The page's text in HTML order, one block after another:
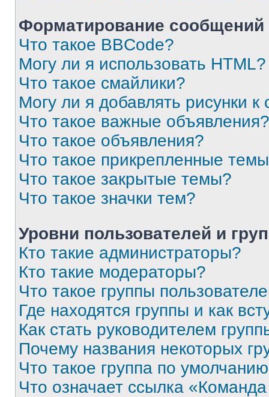
Форматирование
Что такое BBCode?
Могу ли я использовать HTML?
Что такое смайлики?
Могу ли я добавлять рисунки
Что такое важные объявления?
Что такое объявления?
Что такое прикрепленные
Что такое закрытые темы?
Что такое значки тем?
Уровни пользователей и
Кто такие администраторы?
Кто такие модераторы?
Что такое группы
Где находятся группы и как
Как стать руководителем
Почему названия некоторых
Что такое группа по
Что означает ссылка